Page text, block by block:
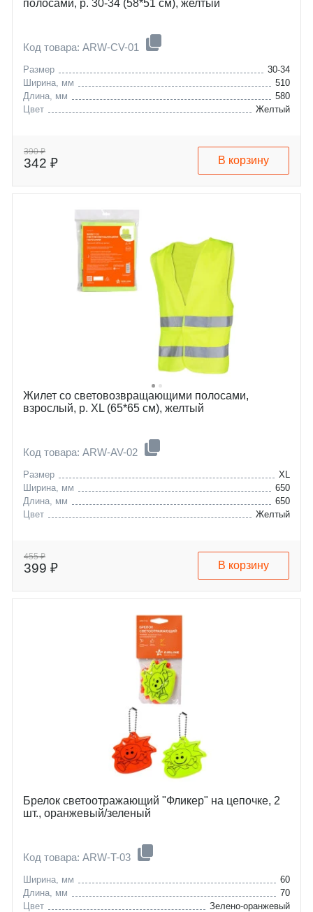
полосами, р. 30-34 (58*51 см), желтый
Код товара: ARW-CV-01
Размер
30-34
Ширина, мм
510
Длина, мм
580
Цвет
Желтый
390 ₽
342 ₽ В корзину
Жилет со световозвращающими полосами,
взрослый, р. XL (65*65 см), желтый
Код товара: ARW-AV-02
Размер
XL
Ширина, мм
650
Длина, мм
650
Цвет
Желтый
455 ₽
399 ₽ В корзину
Брелок светоотражающий "Фликер" на цепочке, 2
шт., оранжевый/зеленый
Код товара: ARW-T-03
Ширина, мм
60
Длина, мм
70
Цвет
Зелено-оранжевый